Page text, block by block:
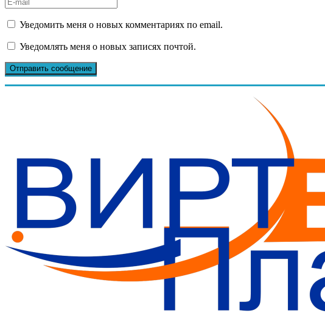
Уведомить меня о новых комментариях по email.
Уведомлять меня о новых записях почтой.